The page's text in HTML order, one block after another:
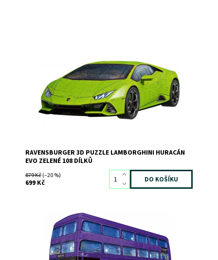
RAVENSBURGER
RAVENSBURGER 3D PUZZLE LAMBORGHINI HURACÁN
EVO ZELENÉ 108 DÍLKŮ
879 Kč(–20 %)
699 Kč
Dostupnost: Skladem3
6024
RAVENSBURGER